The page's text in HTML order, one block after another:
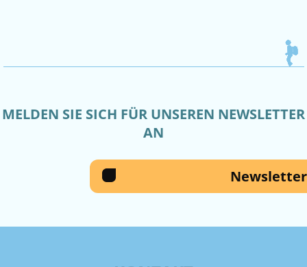
MELDEN SIE SICH FÜR UNSEREN NEWSLETTER
AN
Newsletter